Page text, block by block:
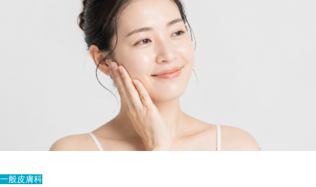
一般皮膚科